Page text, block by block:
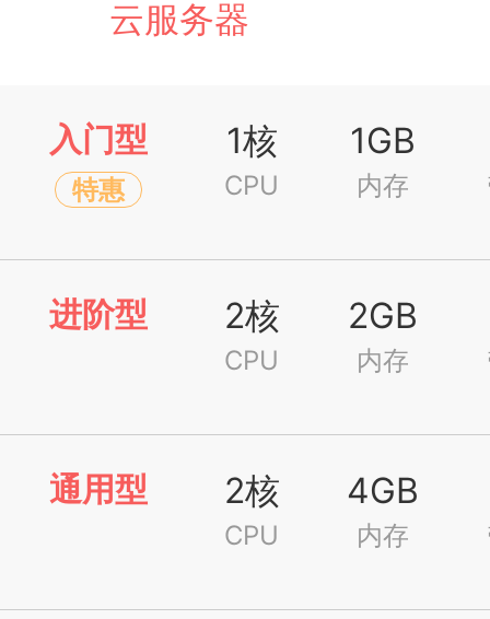
云服务器
入门型
特惠
1核
CPU
1GB
内存
进阶型 2核
CPU
2GB
内存
通用型 2核
CPU
4GB
内存